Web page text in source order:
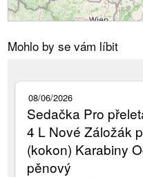
Mohlo by se vám líbit
08/06/2026
Sedačka Pro
4 L Nové Záložák
(kokon) Karabiny
pěnový